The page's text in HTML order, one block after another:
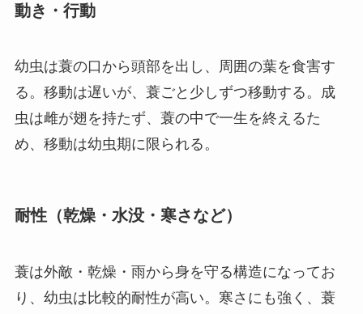
動き・行動
幼虫は蓑の口から頭部を出し、周囲の葉を食害す
る。移動は遅いが、蓑ごと少しずつ移動する。成
虫は雌が翅を持たず、蓑の中で一生を終えるた
め、移動は幼虫期に限られる。
耐性（乾燥・水没・寒さなど）
蓑は外敵・乾燥・雨から身を守る構造になってお
り、幼虫は比較的耐性が高い。寒さにも強く、蓑